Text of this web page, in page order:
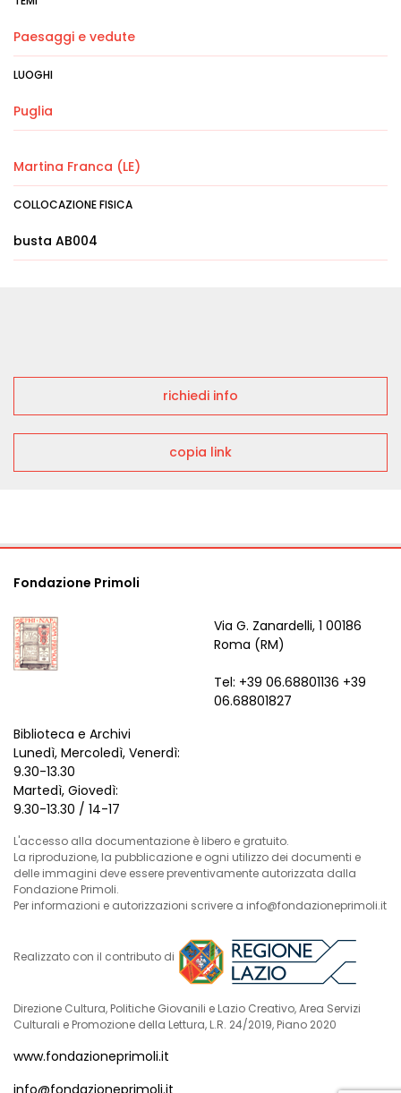
Paesaggi e vedute
LUOGHI
Puglia
Martina Franca (LE)
COLLOCAZIONE FISICA
busta AB004
richiedi info
copia link
Fondazione Primoli
Via G. Zanardelli, 1 00186
Roma (RM)
Tel: +39 06.68801136 +39
06.68801827
Biblioteca e Archivi
Lunedì, Mercoledì, Venerdì:
9.30-13.30
Martedì, Giovedì:
9.30-13.30 / 14-17
L'accesso alla documentazione è libero e gratuito.
La riproduzione, la pubblicazione e ogni utilizzo dei documenti e
delle immagini deve essere preventivamente autorizzata dalla
Fondazione Primoli.
Per informazioni e autorizzazioni scrivere a info@fondazioneprimoli.it
Realizzato con il contributo di
Direzione Cultura, Politiche Giovanili e Lazio Creativo, Area Servizi
Culturali e Promozione della Lettura, L.R. 24/2019, Piano 2020
www.fondazioneprimoli.it
info@fondazioneprimoli.it